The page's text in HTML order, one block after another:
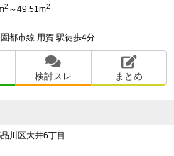
2 ～49.51m2
都市線 用賀 駅徒歩4分
検討スレ まとめ
川区大井6丁目